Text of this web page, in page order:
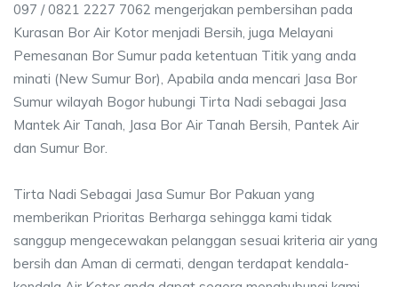
097 / 0821 2227 7062 mengerjakan pembersihan pada
Kurasan Bor Air Kotor menjadi Bersih, juga Melayani
Pemesanan Bor Sumur pada ketentuan Titik yang anda
minati (New Sumur Bor), Apabila anda mencari Jasa Bor
Sumur wilayah Bogor hubungi Tirta Nadi sebagai Jasa
Mantek Air Tanah, Jasa Bor Air Tanah Bersih, Pantek Air
dan Sumur Bor.
Tirta Nadi Sebagai Jasa Sumur Bor Pakuan yang
memberikan Prioritas Berharga sehingga kami tidak
sanggup mengecewakan pelanggan sesuai kriteria air yang
bersih dan Aman di cermati, dengan terdapat kendala-